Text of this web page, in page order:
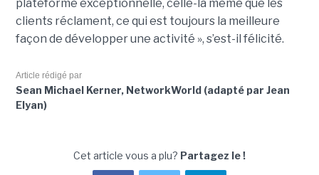
plateforme exceptionnelle, celle-là même que les
clients réclament, ce qui est toujours la meilleure
façon de développer une activité », s’est-il félicité.
Article rédigé par
Sean Michael Kerner, NetworkWorld (adapté par Jean
Elyan)
Cet article vous a plu? Partagez le !